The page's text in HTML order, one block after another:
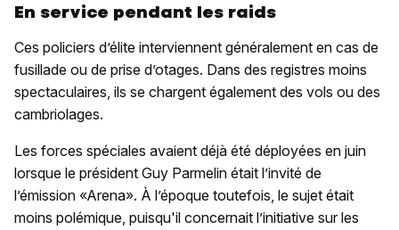
En service pendant les raids
Ces policiers d’élite interviennent généralement en cas de
fusillade ou de prise d’otages. Dans des registres moins
spectaculaires, ils se chargent également des vols ou des
cambriolages.
Les forces spéciales avaient déjà été déployées en juin
lorsque le président Guy Parmelin était l’invité de
l’émission «Arena». À l’époque toutefois, le sujet était
moins polémique, puisqu'il concernait l’initiative sur les